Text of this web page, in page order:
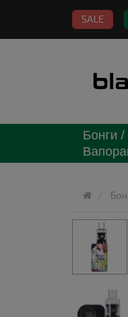
SALE
Бонги /